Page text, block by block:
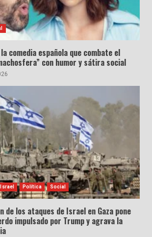
la comedia española que combate el
con humor y sátira social
Israel Política Social
de los ataques de Israel en Gaza pone
impulsado por Trump y agrava la